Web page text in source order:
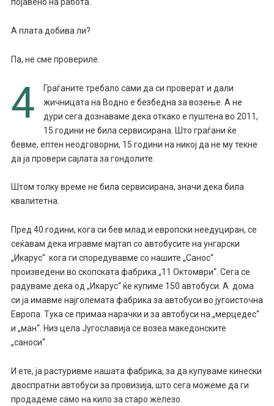
А плата добива ли?
Па, не сме провериле.
4
Граѓаните требало сами да си проверат и дали
жичницата на Водно е безбедна за возење. А не
дури сега дознаваме дека откако е пуштена во 2011,
15 години не била сервисирана. Што граѓани ќе
бевме, ептен неодговорни, 15 години на никој да не му текне
да ја провери сајлата за гондолите.
Штом толку време не била сервисирана, значи дека била
квалитетна.
Пред 40 години, кога си бев млад и европски неедуциран, се
сеќавам дека игравме мајтап со автобусите на унгарски
„Икарус“ кога ги споредувавме со нашите „Санос“
произведени во скопската фабрика „11 Октомври“. Сега се
радуваме дека од „Икарус“ ќе купиме 150 автобуси. А дома
си ја имавме најголемата фабрика за автобуси во југоисточна
Европа. Тука се примаа нарачки и за автобуси на „мерцедес“
и „ман“. Низ цела Југославија се возеа македонските
„саноси“.
И ете, ја растуривме нашата фабрика, за да купуваме кинески
двоспратни автобуси за провизија, што сега можеме да ги
продадеме само на кило за старо железо.